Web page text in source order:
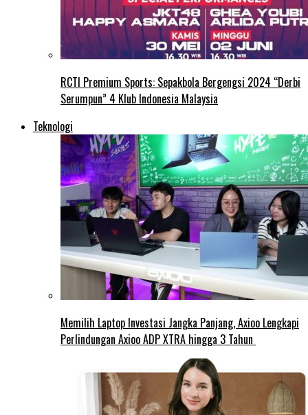
RCTI Premium Sports: Sepakbola Bergengsi 2024 “Derbi
Serumpun” 4 Klub Indonesia Malaysia
Teknologi
Memilih Laptop Investasi Jangka Panjang, Axioo Lengkapi
Perlindungan Axioo ADP XTRA hingga 3 Tahun